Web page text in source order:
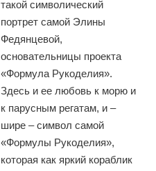
такой символический
портрет самой Элины
Федянцевой,
основательницы проекта
«Формула Рукоделия».
Здесь и ее любовь к морю и
к парусным регатам, и –
шире – символ самой
«Формулы Рукоделия»,
которая как яркий кораблик